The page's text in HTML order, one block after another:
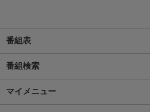
番組表
番組検索
マイメニュー